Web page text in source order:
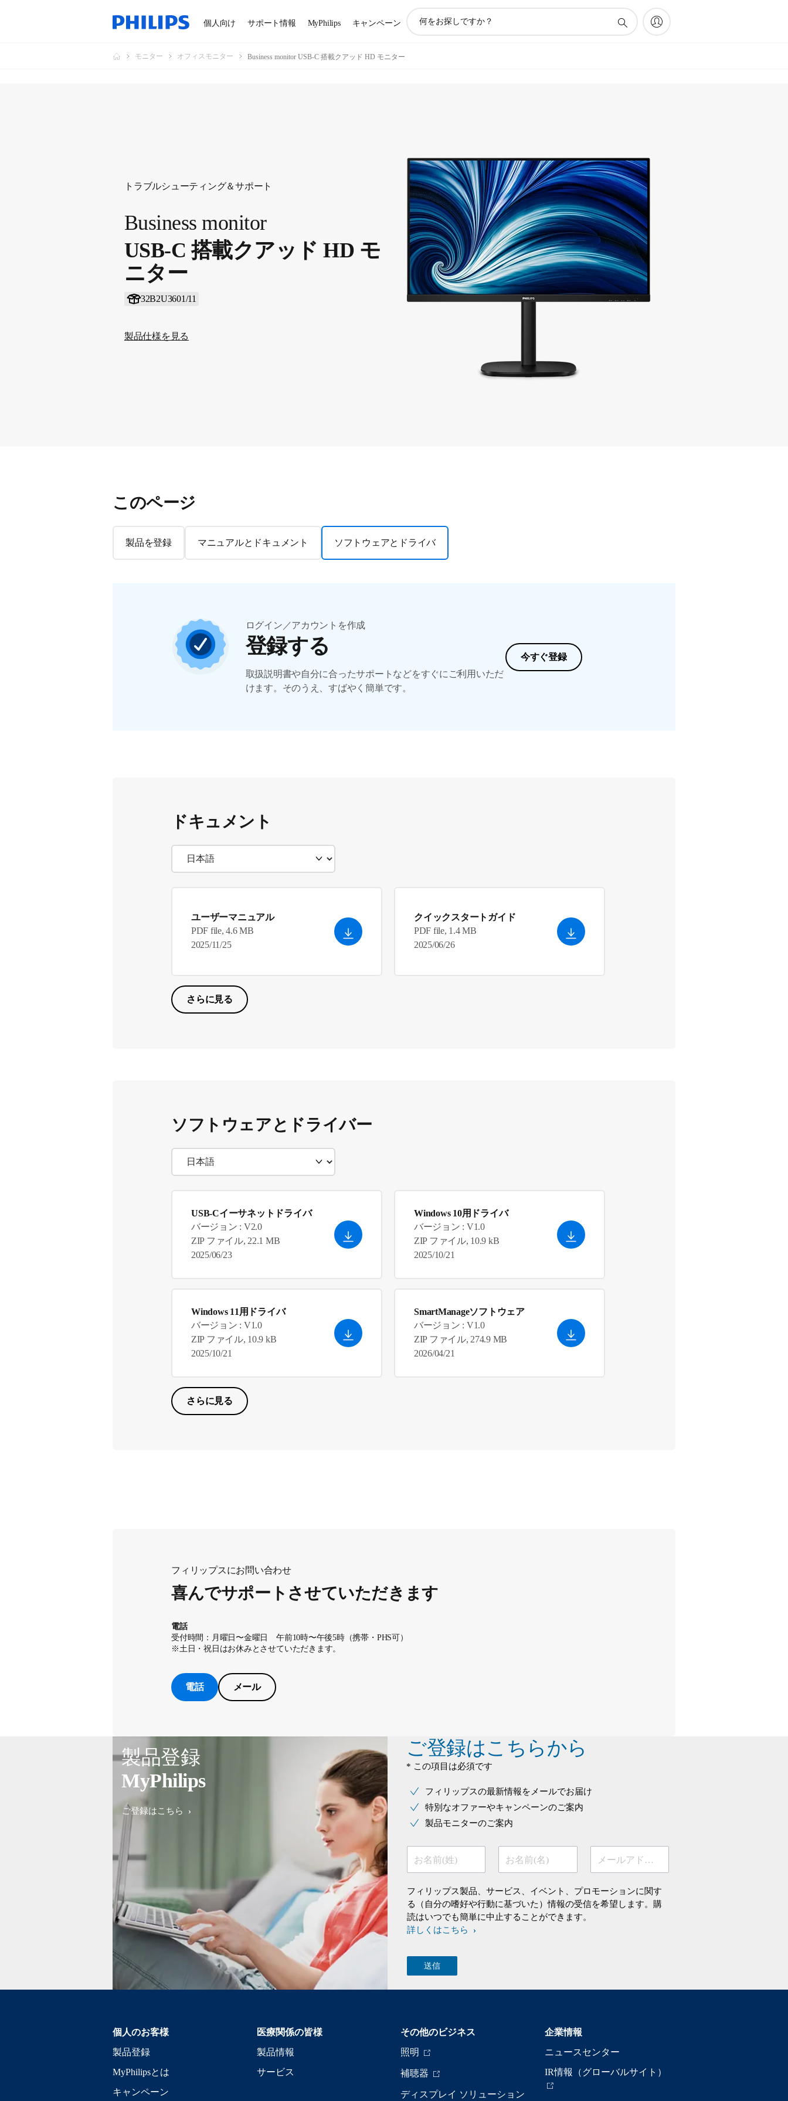
個人向け サポート情報 MyPhilips キャンペーン
モニター オフィスモニター Business monitor USB-C 搭載クアッド HD モニター
トラブルシューティング＆サポート
Business monitor
USB-C 搭載クアッド HD モ
ニター
32B2U3601/11
製品仕様を見る
このページ
製品を登録 マニュアルとドキュメント ソフトウェアとドライバ
ログイン／アカウントを作成
登録する
取扱説明書や自分に合ったサポートなどをすぐにご利用いただ
けます。そのうえ、すばやく簡単です。
今すぐ登録
ドキュメント
ユーザーマニュアル
PDF file, 4.6 MB
2025/11/25
クイックスタートガイド
PDF file, 1.4 MB
2025/06/26
さらに見る
ソフトウェアとドライバー
USB-Cイーサネットドライバ
バージョン : V2.0
ZIP ファイル, 22.1 MB
2025/06/23
Windows 10用ドライバ
バージョン : V1.0
ZIP ファイル, 10.9 kB
2025/10/21
Windows 11用ドライバ
バージョン : V1.0
ZIP ファイル, 10.9 kB
2025/10/21
SmartManageソフトウェア
バージョン : V1.0
ZIP ファイル, 274.9 MB
2026/04/21
さらに見る
フィリップスにお問い合わせ
喜んでサポートさせていただきます
電話
受付時間：月曜日〜金曜日 午前10時〜午後5時（携帯・PHS可）
※土日・祝日はお休みとさせていただきます。
電話 メール
製品登録
MyPhilips
ご登録はこちら
ご登録はこちらから
* この項目は必須です
フィリップスの最新情報をメールでお届け
特別なオファーやキャンペーンのご案内
製品モニターのご案内
お名前(姓) お名前(名) メールアドレス
フィリップス製品、サービス、イベント、プロモーションに関す
る（自分の嗜好や行動に基づいた）情報の受信を希望します。購
読はいつでも簡単に中止することができます。
詳しくはこちら
個人のお客様
製品登録
MyPhilipsとは
キャンペーン
医療関係の皆様
製品情報
サービス
その他のビジネス
照明
補聴器
ディスプレイ ソリューション
企業情報
ニュースセンター
IR情報（グローバルサイト）